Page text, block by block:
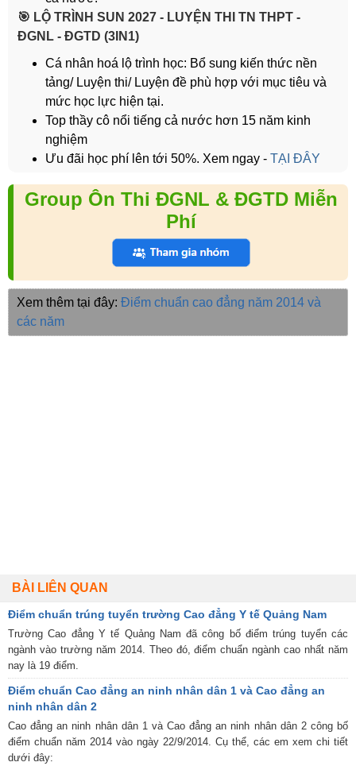
️🎯 LỘ TRÌNH SUN 2027 - LUYỆN THI TN THPT -
ĐGNL - ĐGTD (3IN1)
Cá nhân hoá lộ trình học: Bổ sung kiến thức nền
tảng/ Luyện thi/ Luyện đề phù hợp với mục tiêu và
mức học lực hiện tại.
Top thầy cô nổi tiếng cả nước hơn 15 năm kinh
nghiệm
Ưu đãi học phí lên tới 50%. Xem ngay - TẠI ĐÂY
Group Ôn Thi ĐGNL & ĐGTD Miễn
Phí
Xem thêm tại đây: Điểm chuẩn cao đẳng năm 2014 và
các năm
BÀI LIÊN QUAN
Điểm chuẩn trúng tuyển trường Cao đẳng Y tế Quảng Nam
Trường Cao đẳng Y tế Quảng Nam đã công bố điểm trúng tuyển các
ngành vào trường năm 2014. Theo đó, điểm chuẩn ngành cao nhất năm
nay là 19 điểm.
Điểm chuẩn Cao đẳng an ninh nhân dân 1 và Cao đẳng an
ninh nhân dân 2
Cao đẳng an ninh nhân dân 1 và Cao đẳng an ninh nhân dân 2 công bố
điểm chuẩn năm 2014 vào ngày 22/9/2014. Cụ thể, các em xem chi tiết
dưới đây: